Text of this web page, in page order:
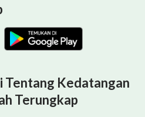
Tentang Kedatangan
Terungkap